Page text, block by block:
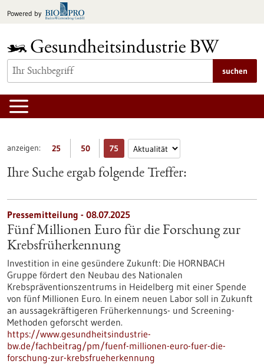
Inhalt
Powered by
suchen
anzeigen: 25 50 75
Ihre Suche ergab folgende Treffer:
Pressemitteilung - 08.07.2025
Fünf Millionen Euro für die Forschung zur
Krebsfrüherkennung
Investition in eine gesündere Zukunft: Die HORNBACH
Gruppe fördert den Neubau des Nationalen
Krebspräventionszentrums in Heidelberg mit einer Spende
von fünf Millionen Euro. In einem neuen Labor soll in Zukunft
an aussagekräftigeren Früherkennungs- und Screening-
Methoden geforscht werden.
https://www.gesundheitsindustrie-
bw.de/fachbeitrag/pm/fuenf-millionen-euro-fuer-die-
forschung-zur-krebsfrueherkennung